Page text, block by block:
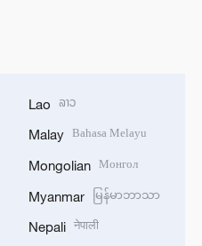
Lao ລາວ
Malay Bahasa Melayu
Mongolian Монгол
Myanmar မြန်မာဘာသာ
Nepali नेपाली